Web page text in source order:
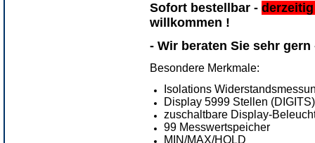
Sofort bestellbar -
willkommen !
- Wir beraten Sie sehr gern
Besondere Merkmale:
Isolations
Display 5999 Stellen
zuschaltbare Display-
99 Messwertspeicher
MIN/MAX/HOLD